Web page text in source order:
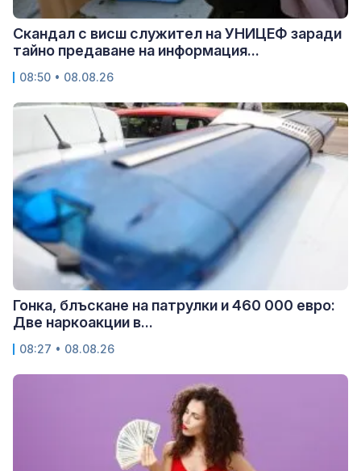
Скандал с висш служител на УНИЦЕФ заради
тайно предаване на информация...
08:50 • 08.08.26
Гонка, блъскане на патрулки и 460 000 евро:
Две наркоакции в...
08:27 • 08.08.26